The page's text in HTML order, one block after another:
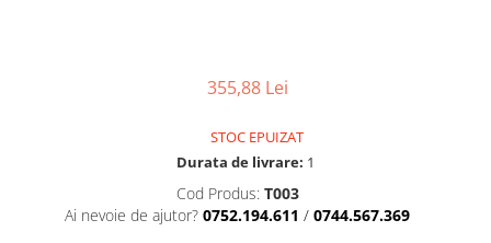
Carcasa Cheie Volkswagen
Huse Volan cu Ac si Ata
355,88 Lei
STOC EPUIZAT
Durata de livrare: 1
Cod Produs: T003
Ai nevoie de ajutor? 0752.194.611 / 0744.567.369